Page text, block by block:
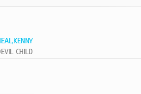
CHILD